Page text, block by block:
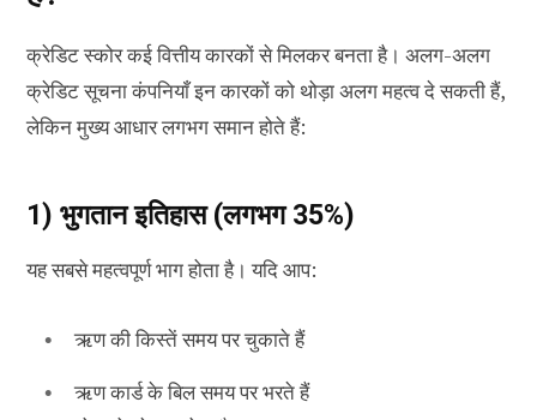
क्रेडिट स्कोर कई वित्तीय कारकों से मिलकर बनता है। अलग-अलग
क्रेडिट सूचना कंपनियाँ इन कारकों को थोड़ा अलग महत्व दे सकती हैं,
लेकिन मुख्य आधार लगभग समान होते हैं:
1) भुगतान इतिहास (लगभग 35%)
यह सबसे महत्वपूर्ण भाग होता है। यदि आप:
ऋण की किस्तें समय पर चुकाते हैं
ऋण कार्ड के बिल समय पर भरते हैं